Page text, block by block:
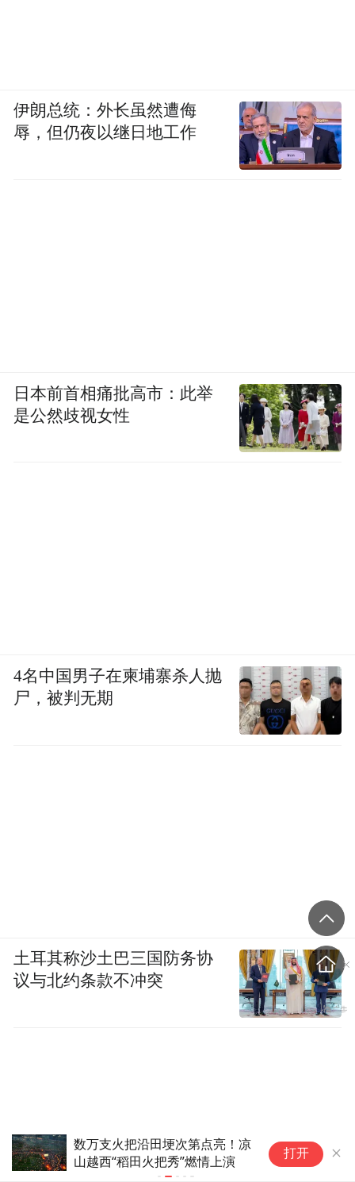
数万支火把沿田埂次第点亮！凉
山越西“稻田火把秀”燃情上演
打开
伊朗总统：外长虽然遭侮
辱，但仍夜以继日地工作
日本前首相痛批高市：此举
是公然歧视女性
4名中国男子在柬埔寨杀人抛
尸，被判无期
土耳其称沙土巴三国防务协
议与北约条款不冲突